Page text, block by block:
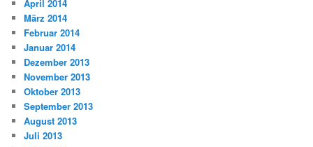
April 2014
März 2014
Februar 2014
Januar 2014
Dezember 2013
November 2013
Oktober 2013
September 2013
August 2013
Juli 2013